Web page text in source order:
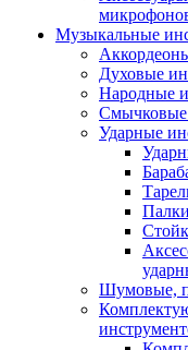
Музыкальные
Духовые
Народные
Ударные
Шумовые,